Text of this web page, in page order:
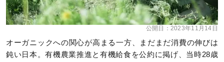
公開日： 2023年11月14日
オーガニックへの関心が高まる一方、まだまだ消費の伸びは
鈍い日本。有機農業推進と有機給食を公約に掲げ、当時28歳